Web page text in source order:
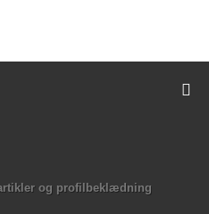
og profilbeklædning